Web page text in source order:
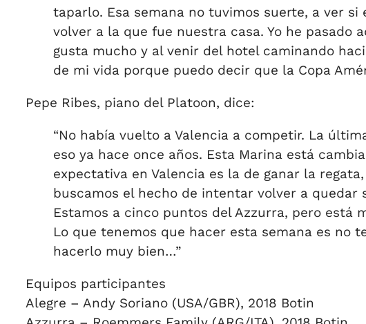
taparlo. Esa semana no tuvimos suerte, a ver
volver a la que fue nuestra casa. Yo he pasado
gusta mucho y al venir del hotel caminando
de mi vida porque puedo decir que la Copa
Pepe Ribes, piano del Platoon, dice:
“No había vuelto a Valencia a competir. La
eso ya hace once años. Esta Marina está
expectativa en Valencia es la de ganar la
buscamos el hecho de intentar volver a
Estamos a cinco puntos del Azzurra, pero
Lo que tenemos que hacer esta semana es no
hacerlo muy bien…”
Equipos participantes
Alegre – Andy Soriano (USA/GBR), 2018 Botin